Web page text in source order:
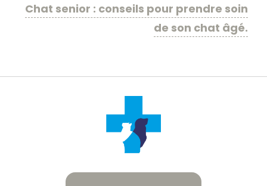
Chat senior : conseils pour prendre soin
de son chat âgé.